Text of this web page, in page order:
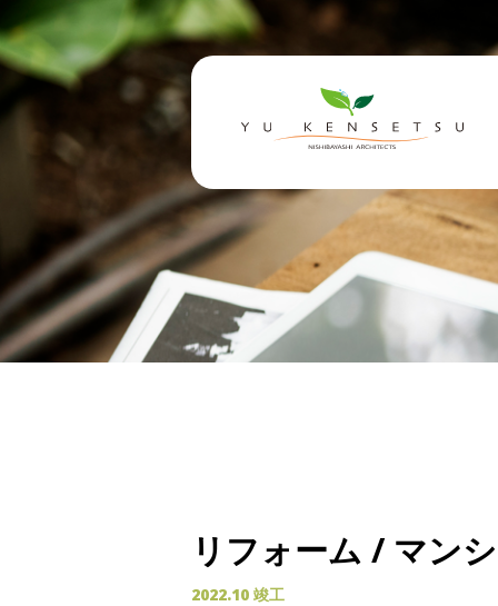
リフォーム / マン
2022.10 竣工